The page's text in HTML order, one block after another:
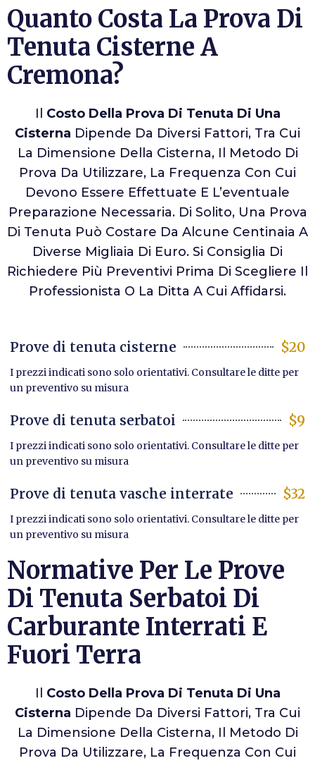
Quanto Costa La Prova Di
Tenuta Cisterne A
Cremona?
Il Costo Della Prova Di Tenuta Di Una
Cisterna Dipende Da Diversi Fattori, Tra Cui
La Dimensione Della Cisterna, Il Metodo Di
Prova Da Utilizzare, La Frequenza Con Cui
Devono Essere Effettuate E L’eventuale
Preparazione Necessaria. Di Solito, Una Prova
Di Tenuta Può Costare Da Alcune Centinaia A
Diverse Migliaia Di Euro. Si Consiglia Di
Richiedere Più Preventivi Prima Di Scegliere Il
Professionista O La Ditta A Cui Affidarsi.
Prove di tenuta cisterne $20
I prezzi indicati sono solo orientativi. Consultare le ditte per
un preventivo su misura
Prove di tenuta serbatoi $9
I prezzi indicati sono solo orientativi. Consultare le ditte per
un preventivo su misura
Prove di tenuta vasche interrate $32
I prezzi indicati sono solo orientativi. Consultare le ditte per
un preventivo su misura
Normative Per Le Prove
Di Tenuta Serbatoi Di
Carburante Interrati E
Fuori Terra
Il Costo Della Prova Di Tenuta Di Una
Cisterna Dipende Da Diversi Fattori, Tra Cui
La Dimensione Della Cisterna, Il Metodo Di
Prova Da Utilizzare, La Frequenza Con Cui